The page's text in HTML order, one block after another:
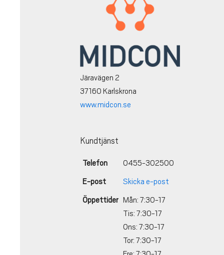
Järavägen 2
37160 Karlskrona
www.midcon.se
Kundtjänst
Telefon 0455-302500
E-post Skicka e-post
Öppettider Mån: 7:30-17
Tis: 7:30-17
Ons: 7:30-17
Tor: 7:30-17